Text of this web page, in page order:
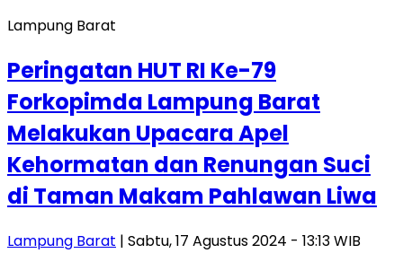
Lampung Barat
Peringatan HUT RI Ke-79
Forkopimda Lampung Barat
Melakukan Upacara Apel
Kehormatan dan Renungan Suci
di Taman Makam Pahlawan Liwa
Lampung Barat | Sabtu, 17 Agustus 2024 - 13:13 WIB